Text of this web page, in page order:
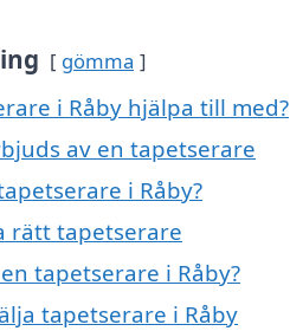
gömma
i Råby hjälpa till med?
av en tapetserare
i Råby?
rätt tapetserare
tapetserare i Råby?
tapetserare i Råby